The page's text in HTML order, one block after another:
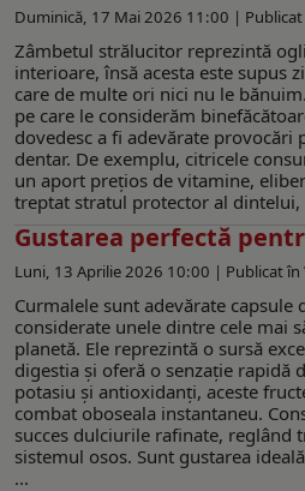
Duminică, 17 Mai 2026 11:00 |
Zâmbetul strălucitor reprezintă
interioare, însă acesta este supus
care de multe ori nici nu le
pe care le considerăm
dovedesc a fi adevărate provocări
dentar. De exemplu, citricele
un aport prețios de vitamine,
treptat stratul protector al dintelui,
Gustarea perfectă
Luni, 13 Aprilie 2026 10:00 | Publicat în
Curmalele sunt adevărate capsule
considerate unele dintre cele mai
planetă. Ele reprezintă o sursă
digestia și oferă o senzație rapidă
potasiu și antioxidanți, aceste
combat oboseala instantaneu.
succes dulciurile rafinate, reglând
sistemul osos. Sunt gustarea
...